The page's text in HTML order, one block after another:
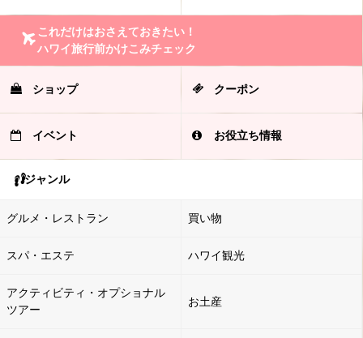
これだけはおさえておきたい！
ハワイ旅行前かけこみチェック
ショップ クーポン
イベント お役立ち情報
ジャンル
グルメ・レストラン 買い物
スパ・エステ ハワイ観光
アクティビティ・オプショナル
ツアー
お土産